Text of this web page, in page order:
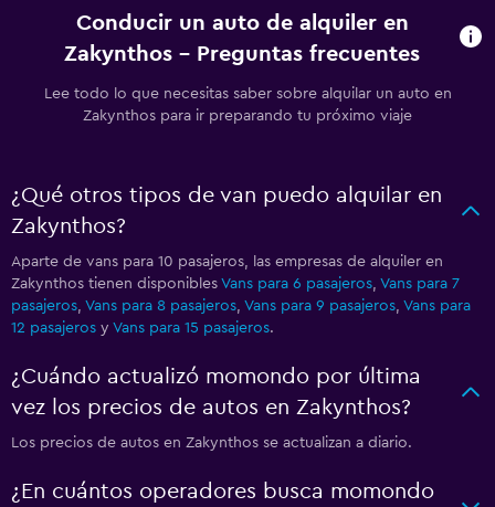
Conducir un auto de alquiler en
Zakynthos - Preguntas frecuentes
Lee todo lo que necesitas saber sobre alquilar un auto en
Zakynthos para ir preparando tu próximo viaje
¿Qué otros tipos de van puedo alquilar en
Zakynthos?
Aparte de vans para 10 pasajeros, las empresas de alquiler en
Zakynthos tienen disponibles Vans para 6 pasajeros, Vans para 7
pasajeros, Vans para 8 pasajeros, Vans para 9 pasajeros, Vans para
12 pasajeros y Vans para 15 pasajeros.
¿Cuándo actualizó momondo por última
vez los precios de autos en Zakynthos?
Los precios de autos en Zakynthos se actualizan a diario.
¿En cuántos operadores busca momondo